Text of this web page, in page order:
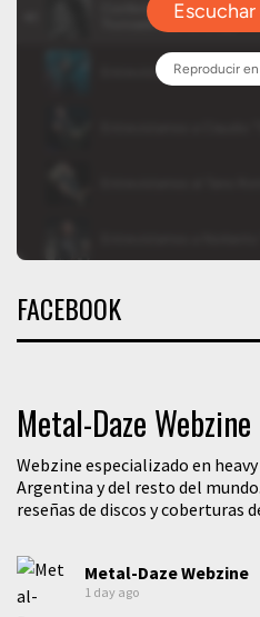
FACEBOOK
Metal-Daze Webzine
Webzine especializado en
Argentina y del resto del
reseñas de discos y coberturas
Metal-Daze Webzine
1 day ago